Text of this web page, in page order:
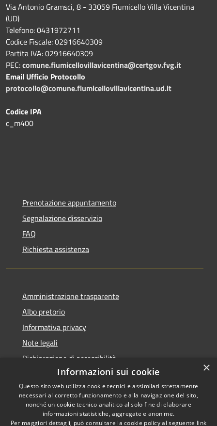
Via Antonio Gramsci, 8 - 33059 Fiumicello Villa Vicentina
(UD)
Telefono: 0431972711
Codice Fiscale: 02916640309
Partita IVA: 02916640309
PEC:comune.fiumicellovillavicentina@certgov.fvg.it
Email Ufficio Protocollo
protocollo@comune.fiumicellovillavicentina.ud.it
Codice IPA
c_m400
Prenotazione appuntamento
Segnalazione disservizio
FAQ
Richiesta assistenza
Amministrazione trasparente
Albo pretorio
Informativa privacy
Note legali
Dichiarazione di accessibilità
Accessibilità
Copyright ©
×
Informazioni sui cookie
Questo sito web utilizza cookie tecnici e assimilati strettamente
necessari al corretto funzionamento e alla navigazione del sito,
nonché un cookie tecnico analitico al solo fine di elaborare
informazioni statistiche, aggregate e anonime.
Per maggiori dettagli, può consultare la cookie policy al seguente link